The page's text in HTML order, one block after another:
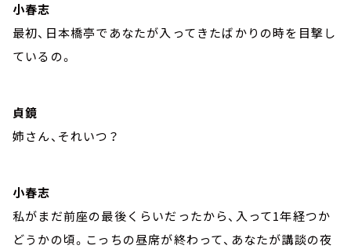
小春志
最初、日本橋亭であなたが入ってきたばかりの時を目撃し
ているの。
貞鏡
姉さん、それいつ？
小春志
私がまだ前座の最後くらいだったから、入って1年経つか
どうかの頃。こっちの昼席が終わって、あなたが講談の夜